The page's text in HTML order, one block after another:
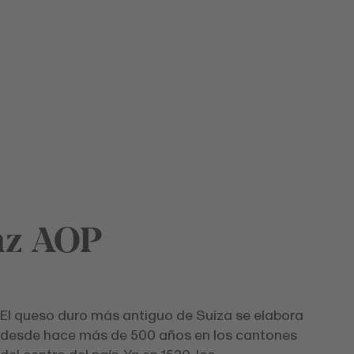
AOP
El queso duro más antiguo de Suiza se elabora
desde hace más de 500 años en los cantones